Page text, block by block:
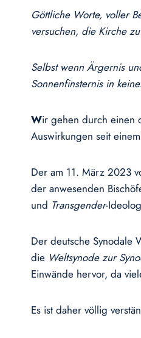
Göttliche Worte, voller
versuchen, die Kirche
Selbst wenn Ärgernis
Sonnenfinsternis in
Wir gehen durch einen
Auswirkungen seit
Der am 11. März 2023
der anwesenden
und Transgender-
Der deutsche Synodale
die Weltsynode zur
Einwände hervor, da
Es ist daher völlig